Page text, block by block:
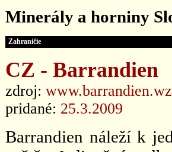
Minerály a horniny
Zahraničie
CZ - Barrandien
zdroj:
pridané: 25.3.2009
Barrandien náleží k